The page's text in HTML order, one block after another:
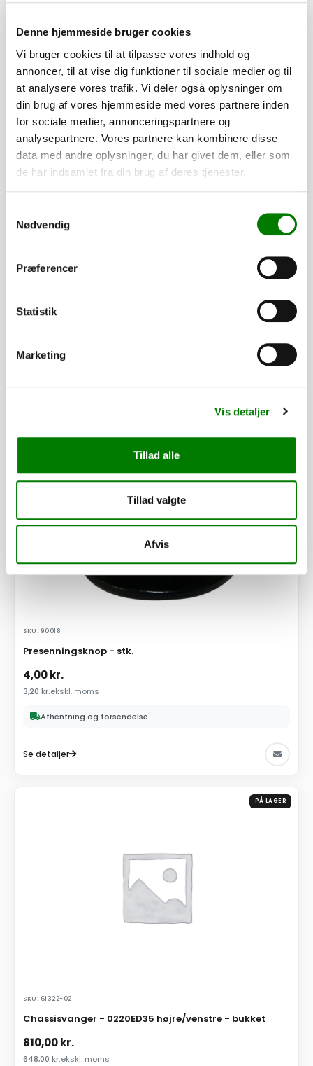
Denne hjemmeside bruger cookies
Vi bruger cookies til at tilpasse vores indhold og
annoncer, til at vise dig funktioner til sociale medier og til
at analysere vores trafik. Vi deler også oplysninger om
din brug af vores hjemmeside med vores partnere inden
for sociale medier, annonceringspartnere og
analysepartnere. Vores partnere kan kombinere disse
data med andre oplysninger, du har givet dem, eller som
de har indsamlet fra din brug af deres tjenester.
Nødvendig
Præferencer
Statistik
Marketing
Vis detaljer
Tillad alle
Tillad valgte
Afvis
SKU: 80027
950,00
Afhentning og forsendelse
Se detaljer
SKU: 90018
Presenningsknop - stk.
4,00kr.
3,20 kr.ekskl. moms
Afhentning og forsendelse
Se detaljer
PÅ LAGER
SKU: 61322-02
Chassisvanger - 0220ED35 højre/venstre - bukket
810,00kr.
648,00 kr.ekskl. moms